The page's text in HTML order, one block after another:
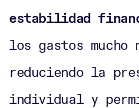
estabilidad
los gastos mucho
reduciendo la
individual y